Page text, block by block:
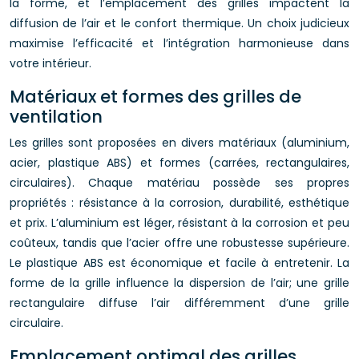
la forme, et l’emplacement des grilles impactent la
diffusion de l’air et le confort thermique. Un choix judicieux
maximise l’efficacité et l’intégration harmonieuse dans
votre intérieur.
Matériaux et formes des grilles de
ventilation
Les grilles sont proposées en divers matériaux (aluminium,
acier, plastique ABS) et formes (carrées, rectangulaires,
circulaires). Chaque matériau possède ses propres
propriétés : résistance à la corrosion, durabilité, esthétique
et prix. L’aluminium est léger, résistant à la corrosion et peu
coûteux, tandis que l’acier offre une robustesse supérieure.
Le plastique ABS est économique et facile à entretenir. La
forme de la grille influence la dispersion de l’air; une grille
rectangulaire diffuse l’air différemment d’une grille
circulaire.